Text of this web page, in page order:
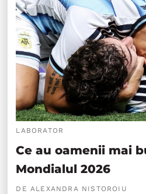
LABORATOR
Ce au oamenii mai
Mondialul 2026
DE ALEXANDRA NISTOROIU